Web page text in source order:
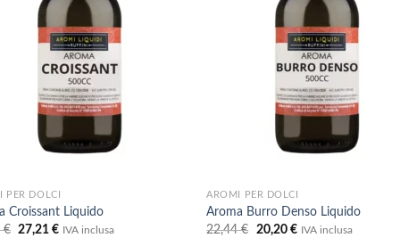
PER DOLCI
Croissant Liquido
€ Il
27,21€IlIVA inclusa
AROMI PER DOLCI
Aroma Burro Denso Liquido
22,44€
Il
20,20 €IlIVA inclusa